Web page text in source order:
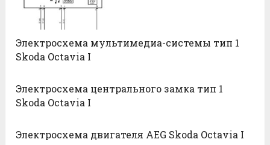
Электросхема мультимедиа-системы тип 1
Skoda Octavia I
Электросхема центрального замка тип 1
Skoda Octavia I
Электросхема двигателя AEG Skoda Octavia I